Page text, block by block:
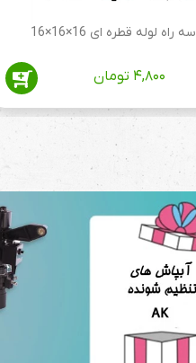
سه راه لوله قطره ای 16×16×16
۴,۸۰۰ تومان